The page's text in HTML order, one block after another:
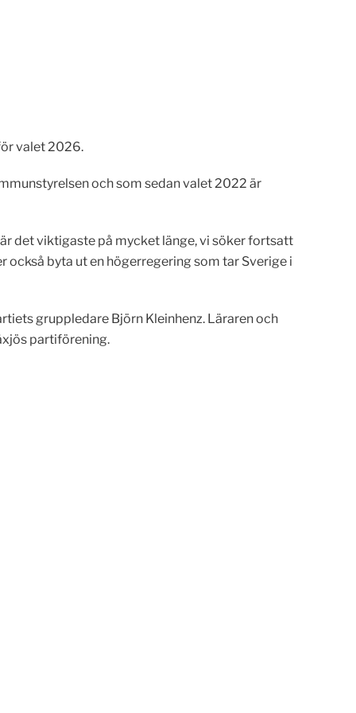
valet 2026.
och som sedan valet 2022 är
det viktigaste på mycket länge, vi söker fortsatt
byta ut en högerregering som tar Sverige i
gruppledare Björn Kleinhenz. Läraren och
partiförening.